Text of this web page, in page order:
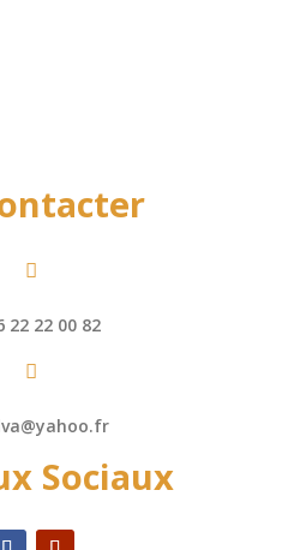

22 22 00 82

Sociaux